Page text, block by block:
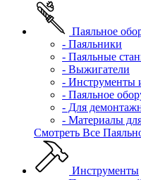
Паяльное
- Паяльники
- Паяльные
- Выжигатели
- Инструменты
- Паяльное
- Для
- Материалы
Смотреть Все
Инструменты